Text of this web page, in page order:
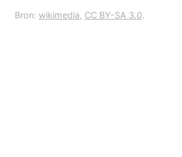
Bron: wikimedia, CC BY-SA 3.0.